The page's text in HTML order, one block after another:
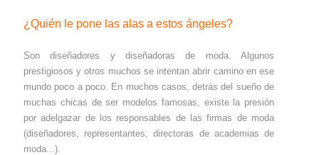
¿Quién le pone las alas a estos ángeles?
Son diseñadores y diseñadoras de moda. Algunos
prestigiosos y otros muchos se intentan abrir camino en ese
mundo poco a poco. En muchos casos, detrás del sueño de
muchas chicas de ser modelos famosas, existe la presión
por adelgazar de los responsables de las firmas de moda
(diseñadores, representantes, directoras de academias de
moda...).